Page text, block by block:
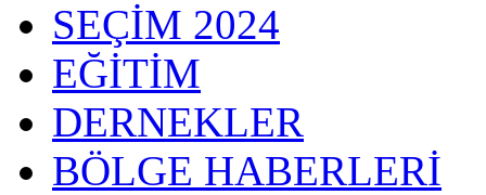
SEÇİM 2024
EĞİTİM
DERNEKLER
BÖLGE HABERLERİ